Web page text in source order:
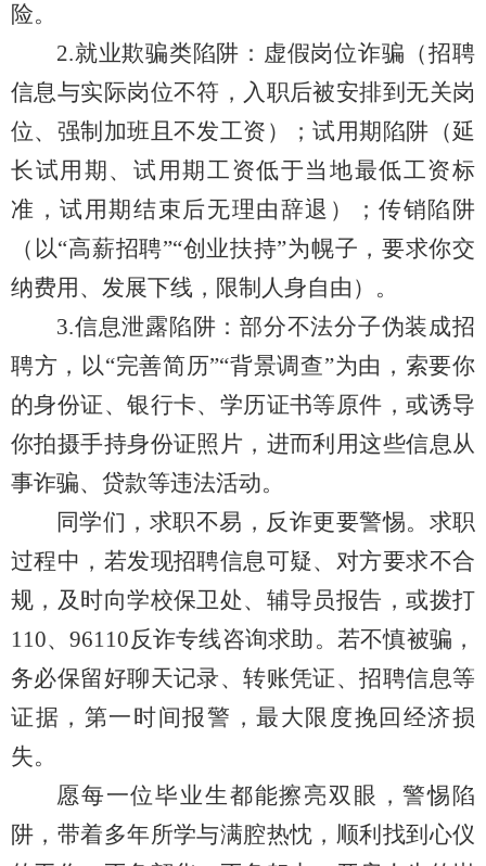
险。
2.就业欺骗类陷阱：虚假岗位诈骗（招聘
信息与实际岗位不符，入职后被安排到无关岗
位、强制加班且不发工资）；试用期陷阱（延
长试用期、试用期工资低于当地最低工资标
准，试用期结束后无理由辞退）；传销陷阱
（以“高薪招聘”“创业扶持”为幌子，要求你交
纳费用、发展下线，限制人身自由）。
3.信息泄露陷阱：部分不法分子伪装成招
聘方，以“完善简历”“背景调查”为由，索要你
的身份证、银行卡、学历证书等原件，或诱导
你拍摄手持身份证照片，进而利用这些信息从
事诈骗、贷款等违法活动。
同学们，求职不易，反诈更要警惕。求职
过程中，若发现招聘信息可疑、对方要求不合
规，及时向学校保卫处、辅导员报告，或拨打
110、96110反诈专线咨询求助。若不慎被骗，
务必保留好聊天记录、转账凭证、招聘信息等
证据，第一时间报警，最大限度挽回经济损
失。
愿每一位毕业生都能擦亮双眼，警惕陷
阱，带着多年所学与满腔热忱，顺利找到心仪